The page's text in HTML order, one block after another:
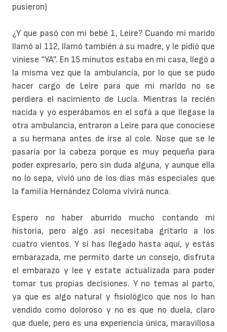
pusieron)
¿Y que pasó con mi bebé 1, Leire? Cuando mi marido
llamó al 112, llamó también a su madre, y le pidió que
viniese “YA”. En 15 minutos estaba en mi casa, llegó a
la misma vez que la ambulancia, por lo que se pudo
hacer cargo de Leire para que mi marido no se
perdiera el nacimiento de Lucía. Mientras la recién
nacida y yo esperábamos en el sofá a que llegase la
otra ambulancia, entraron a Leire para que conociese
a su hermana antes de irse al cole. Nose que se le
pasaría por la cabeza porque es muy pequeña para
poder expresarlo, pero sin duda alguna, y aunque ella
no lo sepa, vivió uno de los días más especiales que
la familia Hernández Coloma vivirá nunca.
Espero no haber aburrido mucho contando mi
historia, pero algo así necesitaba gritarlo a los
cuatro vientos. Y si has llegado hasta aquí, y estás
embarazada, me permito darte un consejo, disfruta
el embarazo y lee y estate actualizada para poder
tomar tus propias decisiones. Y no temas al parto,
ya que es algo natural y fisiológico que nos lo han
vendido como doloroso y no es que no duela, claro
que duele, pero es una experiencia única, maravillosa